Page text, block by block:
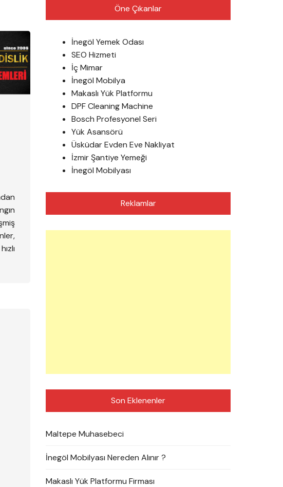
Öne Çıkanlar
İnegöl Yemek Odası
SEO Hizmeti
İç Mimar
İnegöl Mobilya
Makaslı Yük Platformu
DPF Cleaning Machine
Bosch Profesyonel Seri
Yük Asansörü
Üsküdar Evden Eve Nakliyat
İzmir Şantiye Yemeği
İnegöl Mobilyası
Reklamlar
Son Eklenenler
Maltepe Muhasebeci
İnegöl Mobilyası Nereden Alınır ?
Makaslı Yük Platformu Firması